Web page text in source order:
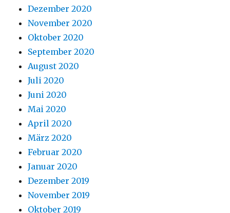
Dezember 2020
November 2020
Oktober 2020
September 2020
August 2020
Juli 2020
Juni 2020
Mai 2020
April 2020
März 2020
Februar 2020
Januar 2020
Dezember 2019
November 2019
Oktober 2019